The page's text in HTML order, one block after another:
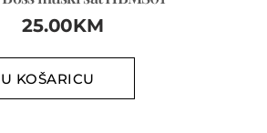
25.00KM
KOŠARICU